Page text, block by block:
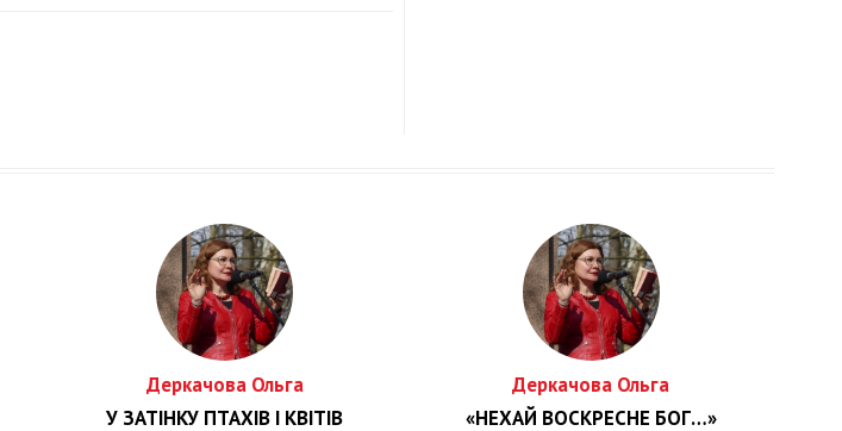
Деркачова Ольга
У ЗАТІНКУ ПТАХІВ І КВІТІВ
Деркачова Ольга
«НЕХАЙ ВОСКРЕСНЕ БОГ…»